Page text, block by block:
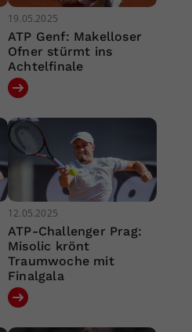
19.05.2025
ATP Genf: Makelloser
Ofner stürmt ins
Achtelfinale
12.05.2025
ATP-Challenger Prag:
Misolic krönt
Traumwoche mit
Finalgala